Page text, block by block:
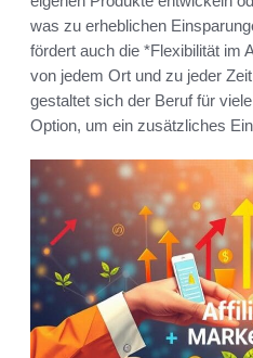
was zu erheblichen
fördert auch die *Flexibilität im
von jedem Ort und zu jeder
gestaltet sich der Beruf für
Option, um ein zusätzliches